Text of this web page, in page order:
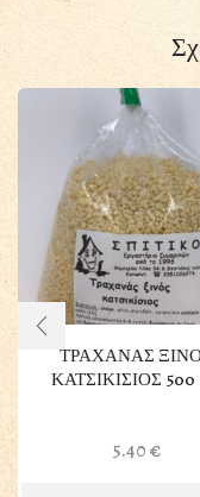
ΤΡΑΧΑΝΑΣ
ΚΑΤΣΙΚΙΣΙΟΣ 500
5.40€